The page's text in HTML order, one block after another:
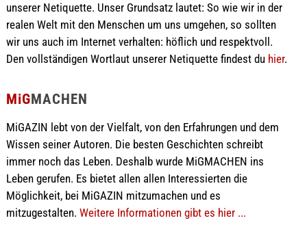
unserer Netiquette. Unser Grundsatz lautet: So wie wir in der
realen Welt mit den Menschen um uns umgehen, so sollten
wir uns auch im Internet verhalten: höflich und respektvoll.
Den vollständigen Wortlaut unserer Netiquette findest du hier.
MiGMACHEN
MiGAZIN lebt von der Vielfalt, von den Erfahrungen und dem
Wissen seiner Autoren. Die besten Geschichten schreibt
immer noch das Leben. Deshalb wurde MiGMACHEN ins
Leben gerufen. Es bietet allen allen Interessierten die
Möglichkeit, bei MiGAZIN mitzumachen und es
mitzugestalten. Weitere Informationen gibt es hier ...